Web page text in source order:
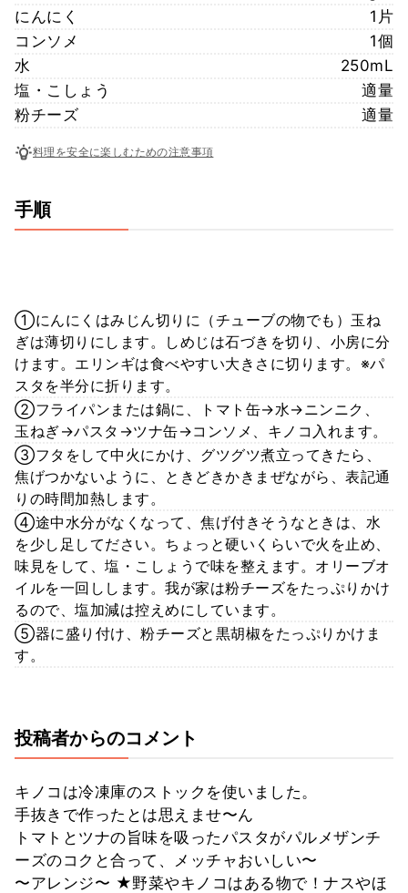
にんにく
1片
コンソメ
1個
水
250mL
塩・こしょう
適量
粉チーズ
適量
料理を安全に楽しむための注意事項
手順
①にんにくはみじん切りに（チューブの物でも）玉ね
ぎは薄切りにします。しめじは石づきを切り、小房に分
けます。エリンギは食べやすい大きさに切ります。※パ
スタを半分に折ります。
②フライパンまたは鍋に、トマト缶→水→ニンニク、
玉ねぎ→パスタ→ツナ缶→コンソメ、キノコ入れます。
③フタをして中火にかけ、グツグツ煮立ってきたら、
焦げつかないように、ときどきかきまぜながら、表記通
りの時間加熱します。
④途中水分がなくなって、焦げ付きそうなときは、水
を少し足してださい。ちょっと硬いくらいで火を止め、
味見をして、塩・こしょうで味を整えます。オリーブオ
イルを一回しします。我が家は粉チーズをたっぷりかけ
るので、塩加減は控えめにしています。
⑤器に盛り付け、粉チーズと黒胡椒をたっぷりかけま
す。
投稿者からのコメント
キノコは冷凍庫のストックを使いました。
手抜きで作ったとは思えませ〜ん
トマトとツナの旨味を吸ったパスタがパルメザンチ
ーズのコクと合って、メッチャおいしい〜
〜アレンジ〜 ★野菜やキノコはある物で！ナスやほ